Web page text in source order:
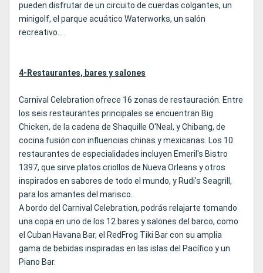
pueden disfrutar de un circuito de cuerdas colgantes, un
minigolf, el parque acuático Waterworks, un salón
recreativo...
4-Restaurantes, bares y salones
Carnival Celebration ofrece 16 zonas de restauración. Entre
los seis restaurantes principales se encuentran Big
Chicken, de la cadena de Shaquille O'Neal, y Chibang, de
cocina fusión con influencias chinas y mexicanas. Los 10
restaurantes de especialidades incluyen Emeril's Bistro
1397, que sirve platos criollos de Nueva Orleans y otros
inspirados en sabores de todo el mundo, y Rudi's Seagrill,
para los amantes del marisco.
A bordo del Carnival Celebration, podrás relajarte tomando
una copa en uno de los 12 bares y salones del barco, como
el Cuban Havana Bar, el RedFrog Tiki Bar con su amplia
gama de bebidas inspiradas en las islas del Pacífico y un
Piano Bar.